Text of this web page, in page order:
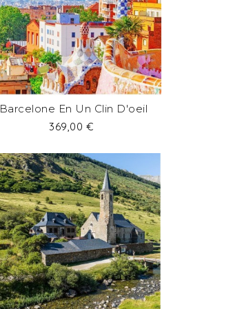
Barcelone En Un Clin D'oeil
Prix
369,00 €